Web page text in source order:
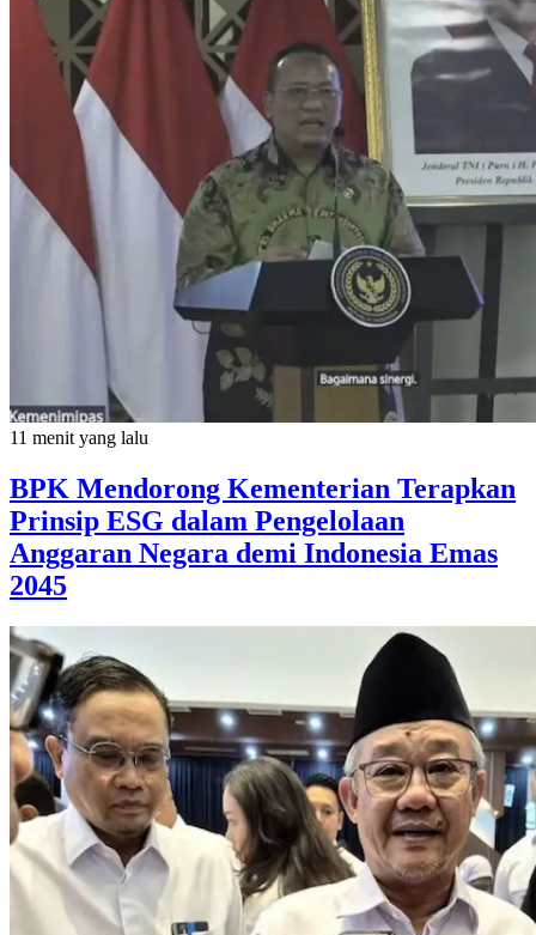
11 menit yang lalu
BPK Mendorong Kementerian Terapkan
Prinsip ESG dalam Pengelolaan
Anggaran Negara demi Indonesia Emas
2045